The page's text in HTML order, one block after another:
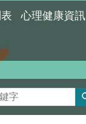
心理健康資訊